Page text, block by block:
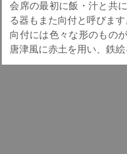
会席の最初に飯・汁と共
る器もまた向付と呼びま
向付には色々な形のもの
唐津風に赤土を用い、鉄